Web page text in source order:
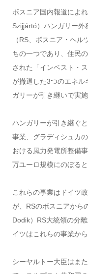
ボスニア国内報道によ
Szijjártó）ハンガリー外
（RS、ボスニア・ヘ
ちの一つであり、住民
された「インベスト・
が撤退した3つのエネル
ガリーが引き継いで実
ハンガリーが引き継ぐ
事業、グラディシュカ
おける風力発電所整備
万ユーロ規模にのぼると
これらの事業はドイツ
が、RSのボスニアから
Dodik）RS大統領の分
イツはこれらの事業か
シーヤルトー大臣はま